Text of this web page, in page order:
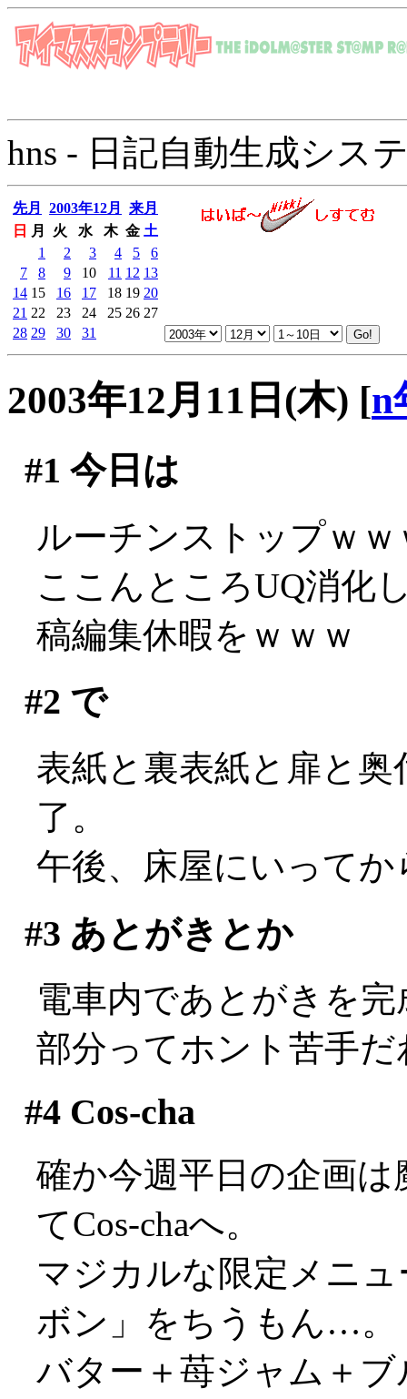
hns - 日記自動生成シス
先月 2003年12月
来月
日
月 火 水 木 金 土
1
2 3 4 5
6
7
8 9 10 11 12 13
14 15 16 17 18 19 20
21 22 23 24 25 26 27
28 29 30 31
2003年12月11日(木) [n
#1 今日は
ルーチンストップｗｗ
ここんところUQ消化
稿編集休暇をｗｗｗ
#2 で
表紙と裏表紙と扉と
了。
午後、床屋にいって
#3 あとがきとか
電車内であとがきを
部分ってホント苦手だ
#4Cos-cha
確か今週平日の企画
てCos-chaへ。
マジカルな限定メニ
ボン」をちうもん…。
バター＋苺ジャム＋